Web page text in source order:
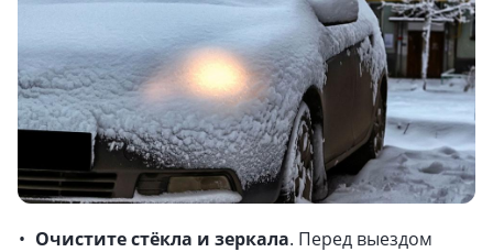
Очистите стёкла и зеркала. Перед выездом